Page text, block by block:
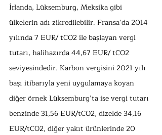
İrlanda, Lüksemburg, Meksika gibi
ülkelerin adı zikredilebilir. Fransa’da 2014
yılında 7 EUR/ tCO2 ile başlayan vergi
tutarı, halihazırda 44,67 EUR/ tCO2
seviyesindedir. Karbon vergisini 2021 yılı
başı itibarıyla yeni uygulamaya koyan
diğer örnek Lüksemburg’ta ise vergi tutarı
benzinde 31,56 EUR/tCO2, dizelde 34,16
EUR/tCO2, diğer yakıt ürünlerinde 20